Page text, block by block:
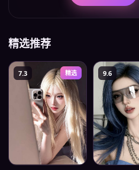
精选推荐
7.3 精选 9.6